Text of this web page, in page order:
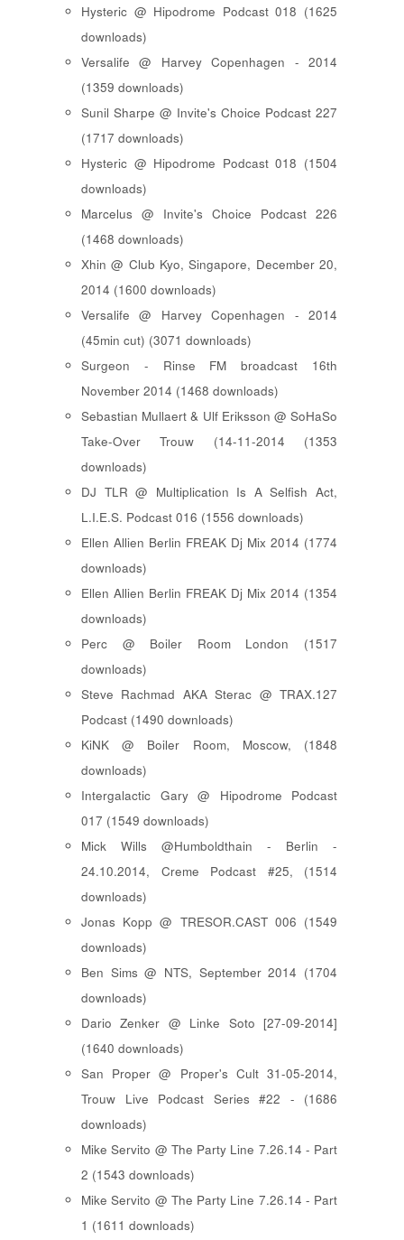
Hysteric @ Hipodrome Podcast 018 (1625
downloads)
Versalife @ Harvey Copenhagen - 2014
(1359 downloads)
Sunil Sharpe @ Invite's Choice Podcast 227
(1717 downloads)
Hysteric @ Hipodrome Podcast 018 (1504
downloads)
Marcelus @ Invite's Choice Podcast 226
(1468 downloads)
Xhin @ Club Kyo, Singapore, December 20,
2014 (1600 downloads)
Versalife @ Harvey Copenhagen - 2014
(45min cut) (3071 downloads)
Surgeon - Rinse FM broadcast 16th
November 2014 (1468 downloads)
Sebastian Mullaert & Ulf Eriksson @ SoHaSo
Take-Over Trouw (14-11-2014 (1353
downloads)
DJ TLR @ Multiplication Is A Selfish Act,
L.I.E.S. Podcast 016 (1556 downloads)
Ellen Allien Berlin FREAK Dj Mix 2014 (1774
downloads)
Ellen Allien Berlin FREAK Dj Mix 2014 (1354
downloads)
Perc @ Boiler Room London (1517
downloads)
Steve Rachmad AKA Sterac @ TRAX.127
Podcast (1490 downloads)
KiNK @ Boiler Room, Moscow, (1848
downloads)
Intergalactic Gary @ Hipodrome Podcast
017 (1549 downloads)
Mick Wills @Humboldthain - Berlin -
24.10.2014, Creme Podcast #25, (1514
downloads)
Jonas Kopp @ TRESOR.CAST 006 (1549
downloads)
Ben Sims @ NTS, September 2014 (1704
downloads)
Dario Zenker @ Linke Soto [27-09-2014]
(1640 downloads)
San Proper @ Proper's Cult 31-05-2014,
Trouw Live Podcast Series #22 - (1686
downloads)
Mike Servito @ The Party Line 7.26.14 - Part
2 (1543 downloads)
Mike Servito @ The Party Line 7.26.14 - Part
1 (1611 downloads)